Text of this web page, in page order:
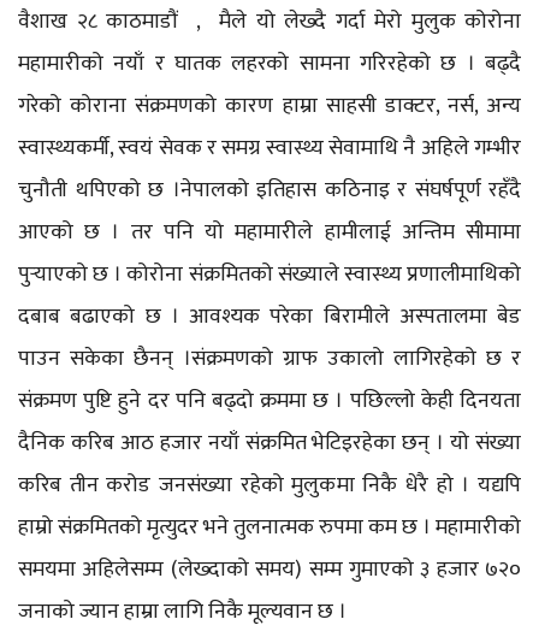
वैशाख २८ काठमाडौं , मैले यो लेख्दै गर्दा मेरो मुलुक कोरोना
महामारीको नयाँ र घातक लहरको सामना गरिरहेको छ । बढ्दै
गरेको कोराना संक्रमणको कारण हाम्रा साहसी डाक्टर, नर्स, अन्य
स्वास्थ्यकर्मी, स्वयं सेवक र समग्र स्वास्थ्य सेवामाथि नै अहिले गम्भीर
चुनौती थपिएको छ ।नेपालको इतिहास कठिनाइ र संघर्षपूर्ण रहँदै
आएको छ । तर पनि यो महामारीले हामीलाई अन्तिम सीमामा
पुर्‍याएको छ । कोरोना संक्रमितको संख्याले स्वास्थ्य प्रणालीमाथिको
दबाब बढाएको छ । आवश्यक परेका बिरामीले अस्पतालमा बेड
पाउन सकेका छैनन् ।संक्रमणको ग्राफ उकालो लागिरहेको छ र
संक्रमण पुष्टि हुने दर पनि बढ्दो क्रममा छ । पछिल्लो केही दिनयता
दैनिक करिब आठ हजार नयाँ संक्रमित भेटिइरहेका छन् । यो संख्या
करिब तीन करोड जनसंख्या रहेको मुलुकमा निकै धेरै हो । यद्यपि
हाम्रो संक्रमितको मृत्युदर भने तुलनात्मक रुपमा कम छ । महामारीको
समयमा अहिलेसम्म (लेख्दाको समय) सम्म गुमाएको ३ हजार ७२०
जनाको ज्यान हाम्रा लागि निकै मूल्यवान छ ।